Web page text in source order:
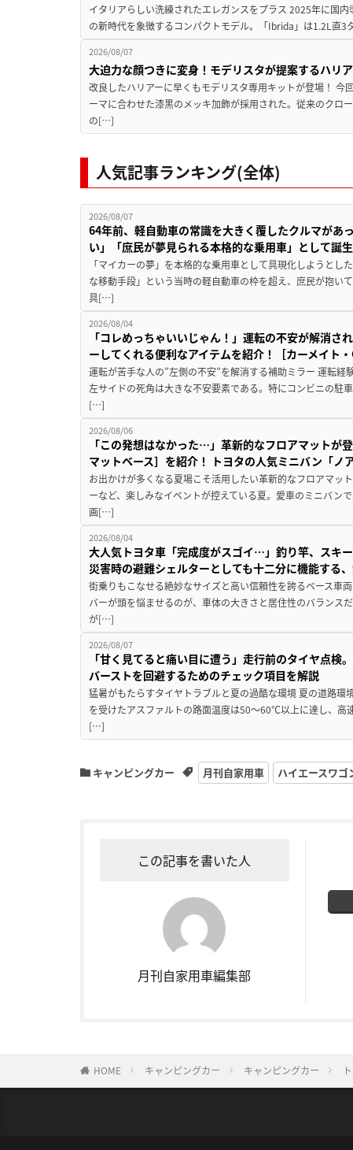
イタリアらしい洗練されたエレガンスをプラス 2025年に国
の新時代を象徴するコンパクトモデル。「Ibrida」は1.2L直
2026/08/07
大迫力な顔つきに変身！モデリスタが提案するハリ
改良したハリアーに早くもモデリスタ専用キットが登場！ 今
ーマに合わせた漆黒のメッキ加飾が採用された。従来のクロ
の[…]
人気記事ランキング(全体)
2026/08/07
64年前、軽自動車の常識を大きく覆したクルマがあ
い」「庶民が夢見られる本格的な乗用車」として誕
「マイカーの夢」を本格的な乗用車として具現化しようとし
な移動手段」という当時の軽自動車の枠を超え、庶民が抱い
具[…]
2026/08/04
「コレめっちゃいいじゃん！」運転の不安が解消さ
ーしてくれる便利なアイテムを紹介！［カーメイト
運転が苦手な人の”左側の不安”を解消する補助ミラー 運転経
左サイドの死角は大きな不安要素である。特にコンビニの駐
[…]
2026/08/06
「この発想はなかった…」革新的なフロアマットが
マットベース］を紹介！ トヨタの人気ミニバン「ノ
お出かけが多くなる夏場こそ活用したい革新的なフロアマッ
ーなど、楽しみなイベントが控えている夏。愛車のミニバン
画[…]
2026/08/04
大人気トヨタ車「完成度がスゴイ…」釣り竿、スキ
災害時の避難シェルターとしても十二分に機能する、
街乗りもこなせる絶妙なサイズと高い信頼性を誇るベース車
バーが頭を悩ませるのが、車体の大きさと居住性のバランス
が[…]
2026/08/07
「甘く見てると痛い目に遭う」走行前のタイヤ点検
バーストを回避するためのチェック項目を解説
猛暑がもたらすタイヤトラブルと夏の過酷な環境 夏の道路環
を受けたアスファルトの路面温度は50〜60℃以上に達し、高
[…]
キャンピングカー 月刊自家用車 ハイエースワゴ
この記事を書いた人
月刊自家用車編集部
HOME キャンピングカー キャンピングカー